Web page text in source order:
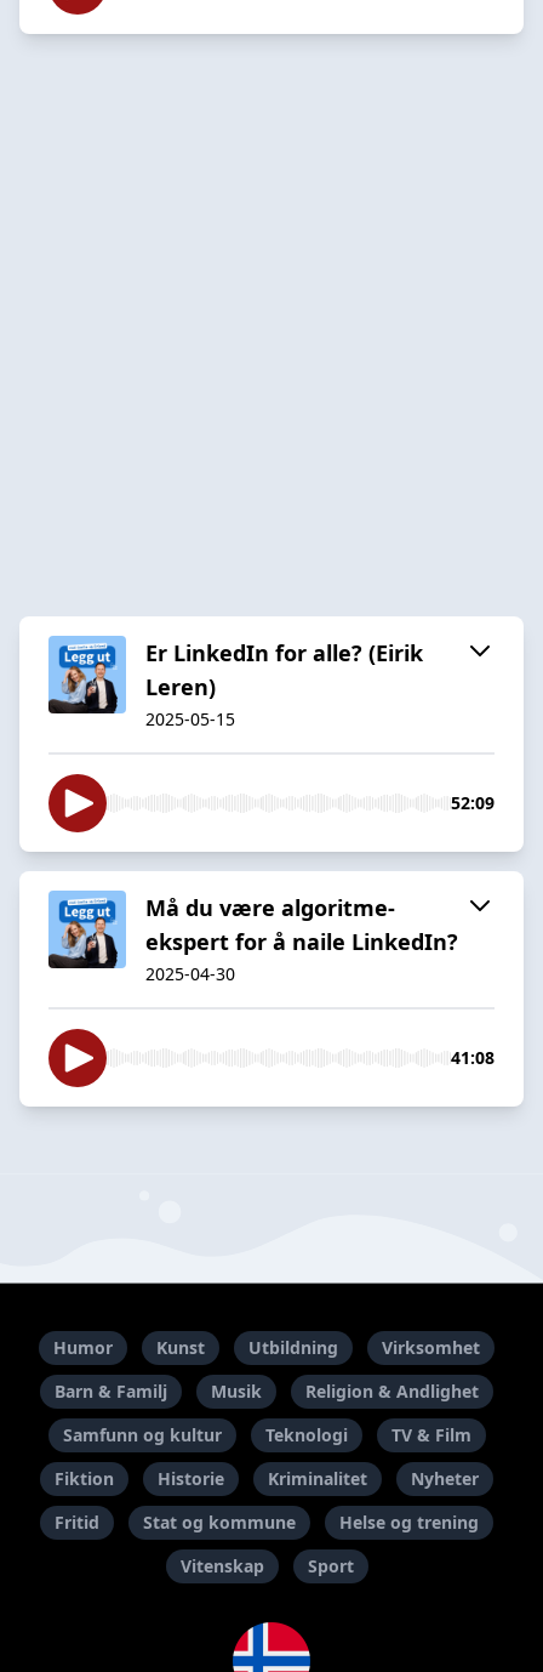
Er LinkedIn for alle? (Eirik
Leren)
2025-05-15
52:09
Må du være algoritme-
ekspert for å naile LinkedIn?
2025-04-30
41:08
Humor Kunst Utbildning
Virksomhet
Barn & Familj
Musik
Religion & Andlighet
Samfunn og kultur
Teknologi
TV & Film
Fiktion
Historie Kriminalitet
Nyheter
Fritid
Stat og kommune
Helse og trening
Vitenskap
Sport